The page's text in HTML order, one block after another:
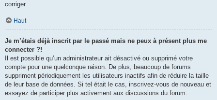
corriger.
Haut
Je m’étais déjà inscrit par le passé mais ne peux à présent plus me
connecter ?!
Il est possible qu’un administrateur ait désactivé ou supprimé votre
compte pour une quelconque raison. De plus, beaucoup de forums
suppriment périodiquement les utilisateurs inactifs afin de réduire la taille
de leur base de données. Si tel était le cas, inscrivez-vous de nouveau et
essayez de participer plus activement aux discussions du forum.